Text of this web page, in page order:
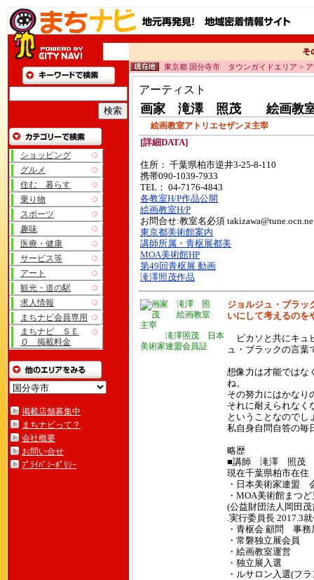
ショッピング
グルメ
住む 暮らす
乗り物
スポーツ
趣味
医療・健康
サービス等
アート
観光・道の駅
求人情報
まちナビ会員専用
まちナビ ＳＥ
Ｏ 掲載料金
掲載店舗募集中
まちナビって？
会社概要
お問い合せ
ﾌﾟﾗｲﾊﾞｼｰﾎﾟﾘｼｰ
東京都 国分寺市 タウンガイドエリア >
アーティスト
画家 滝澤 照茂 絵画
絵画教室アトリエセザンヌ主宰
[詳細DATA]
住所： 千葉県柏市逆井3-25-8-110
携帯090-1039-7933
TEL： 04-7176-4843
各教室H/P作品公開
絵画教室H/P
お問合せ:教室名必須
東京都美術館案内
講師所属・青枢展都美
MOA美術館HP
第49回青枢展 動画
滝澤照茂作品
滝澤照茂 日本
美術家連盟会員証
ジョルジュ・ブラッ
いにして考えるのを
ピカソと共にキュ
ュ・ブラックの言葉
想像力は才能ではな
ね。
その努力にはかなり
それに耐えられなく
ということなのでし
私自身自問自答の毎
略歴
■講師 滝澤 照茂
現在千葉県柏市在住
・日本美術家連
・MOA美術館まつ
(公益財団法人岡田
.実行委員長 2017.3
・青枢会 顧問 事務
・常磐独立展会員
・絵画教室運営
・独立展入選
・ルサロン入選(フ